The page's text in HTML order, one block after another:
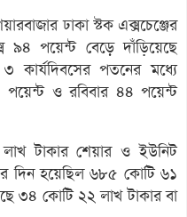
ঢাকা স্টক এক্সচেঞ্জের
পয়েন্ট বেড়ে দাঁড়িয়েছে
কার্যদিবসের পতনের মধ্যে
ও রবিবার ৪৪ পয়েন্ট
টাকার শেয়ার ও ইউনিট
দিন হয়েছিল ৬৮৫ কোটি ৬১
৩৪ কোটি ২২ লাখ টাকার বা